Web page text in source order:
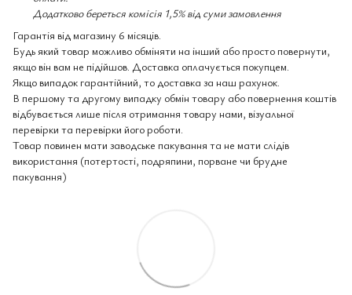
Додатково береться комісія 1,5% від суми замовлення
Гарантія від магазину 6 місяців.
Будь який товар можливо обміняти на інший або просто повернути,
якщо він вам не підійшов. Доставка оплачується покупцем.
Якщо випадок гарантійний, то доставка за наш рахунок.
В першому та другому випадку обмін товару або повернення коштів
відбувається лише після отримання товару нами, візуальної
перевірки та перевірки його роботи.
Товар повинен мати заводське пакування та не мати слідів
використання (потертості, подряпини, порване чи брудне
пакування)